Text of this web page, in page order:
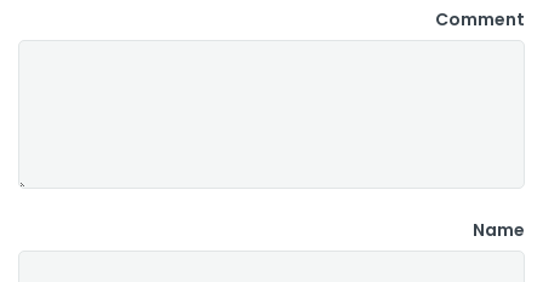
Comment
Name